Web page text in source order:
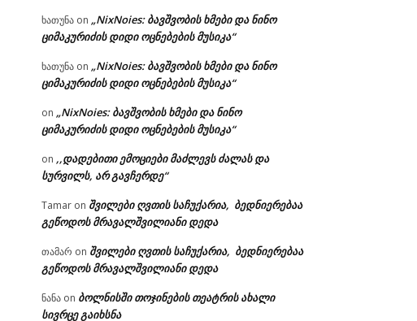
ხათუნა on „NixNoies: ბავშვობის ხმები და ნინო
ციმაკურიძის დიდი ოცნებების მუსიკა“
ხათუნა on „NixNoies: ბავშვობის ხმები და ნინო
ციმაკურიძის დიდი ოცნებების მუსიკა“
on „NixNoies: ბავშვობის ხმები და ნინო
ციმაკურიძის დიდი ოცნებების მუსიკა“
on ,,დადებითი ემოციები მაძლევს ძალას და
სურვილს, არ გავჩერდე“
Tamar on შვილები ღვთის საჩუქარია, ბედნიერებაა
გეწოდოს მრავალშვილიანი დედა
თამარ on შვილები ღვთის საჩუქარია, ბედნიერებაა
გეწოდოს მრავალშვილიანი დედა
ნანა on ბოლნისში თოჯინების თეატრის ახალი
სივრცე გაიხსნა